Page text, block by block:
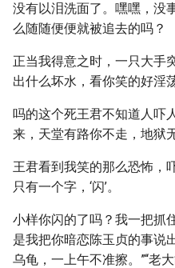
没有以泪洗面了。嘿嘿，没
么随随便便就被追去的吗？
正当我得意之时，一只大手
出什么坏水，看你笑的好淫
吗的这个死王君不知道人吓
来，天堂有路你不走，地狱
王君看到我笑的那么恐怖，
只有一个字，‘闪’。
小样你闪的了吗？我一把抓
是我把你暗恋陈玉贞的事说
乌龟，一上午不准擦。”“老